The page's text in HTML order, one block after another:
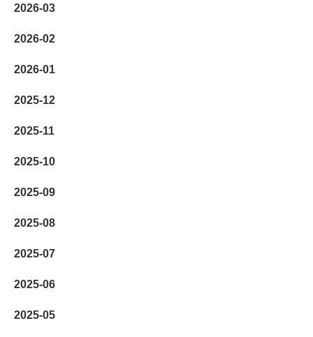
2026-03
2026-02
2026-01
2025-12
2025-11
2025-10
2025-09
2025-08
2025-07
2025-06
2025-05